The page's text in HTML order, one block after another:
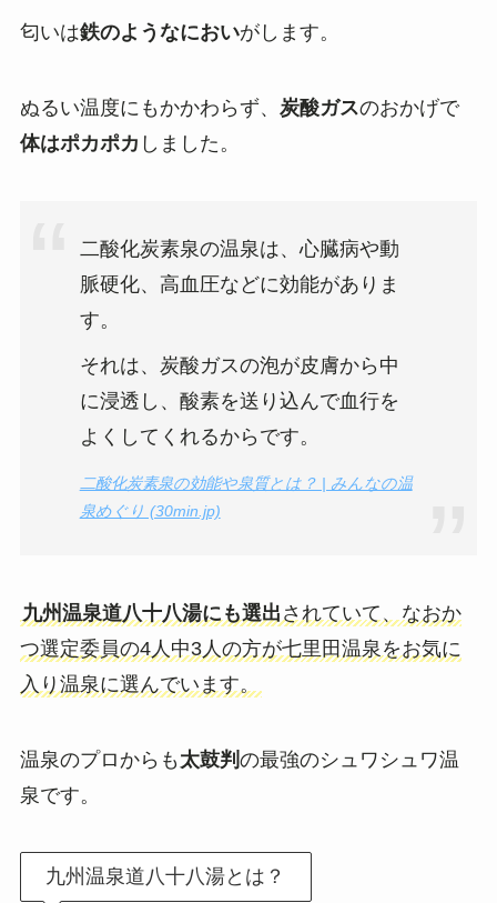
匂いは鉄のようなにおいがします。
ぬるい温度にもかかわらず、 炭酸ガスのおかげで
体はポカポカ しました。
二酸化炭素泉の温泉は、心臓病や動
脈硬化、高血圧などに効能がありま
す。
それは、炭酸ガスの泡が皮膚から中
に浸透し、酸素を送り込んで血行を
よくしてくれるからです。
二酸化炭素泉の効能や泉質とは？ | みんなの温
泉めぐり (30min.jp)
九州温泉道八十八湯にも選出 されていて、なおか
つ選定委員の4人中3人の方が七里田温泉をお気に
入り温泉に選んでいます。
温泉のプロからも 太鼓判 の最強のシュワシュワ温
泉です。
九州温泉道八十八湯とは？